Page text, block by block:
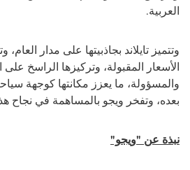
العربية.
وتتميز تايلاند بجاذبيتها على مدار العام،
الأسعار المقبولة، وتركيزها الراسخ
بعده، وتفخر ويجو بالمساهمة في نجاح
نبذة عن "ويجو"